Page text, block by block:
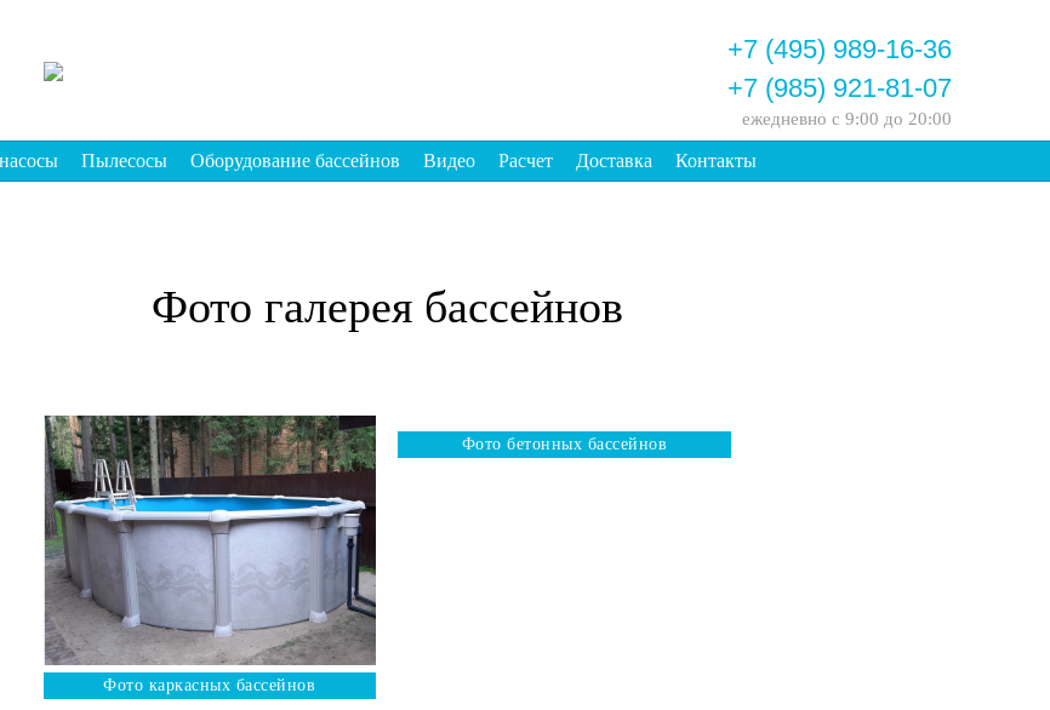
+7 (495) 989-16-36
+7 (985) 921-81-07
ежедневно с 9:00 до 20:00
Пылесосы Оборудование бассейнов Видео Расчет Доставка Контакты
Фото галерея бассейнов
Фото каркасных бассейнов
Фото бетонных бассейнов